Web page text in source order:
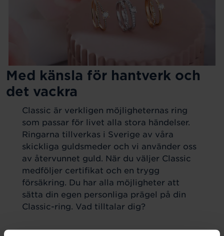
Med känsla för hantverk och
det vackra
Classic är verkligen möjligheternas ring
som passar för livet alla stora händelser.
Ringarna tillverkas i Sverige av våra
skickliga guldsmeder och vi använder oss
av återvunnet guld. När du väljer Classic
medföljer certifikat och en trygg
försäkring. Du har alla möjligheter att
sätta din egen personliga prägel på din
Classic-ring. Vad tilltalar dig?